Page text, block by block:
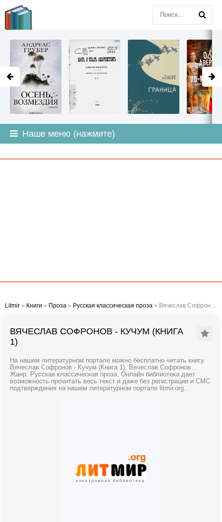
Наше меню (нажмите)
Litmir » Книги » Проза » Русская классическая проза » Вячеслав Софронов - Кучум (Книга 1)
ВЯЧЕСЛАВ СОФРОНОВ - КУЧУМ (КНИГА
1)
На нашем литературном портале можно бесплатно читать книгу
Вячеслав Софронов - Кучум (Книга 1), Вячеслав Софронов .
Жанр: Русская классическая проза. Онлайн библиотека дает
возможность прочитать весь текст и даже без регистрации и СМС
подтверждения на нашем литературном портале litmir.org.
LITMIR.ORG